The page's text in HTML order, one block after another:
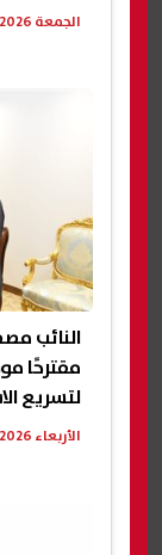
الجمعة 10/04/2026 10:47 ص
النائب
مقترحًا
لتسريع
الأربعاء 18/02/2026 06:47 م